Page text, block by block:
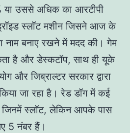
या उससे अधिक का आरटीपी
स्लॉट मशीन जिसने आज के
नाम बनाए रखने में मदद की। गेम
है और डेस्कटॉप, साथ ही यूके
और जिब्राल्टर सरकार द्वारा
जा रहा है। रेड डॉग में कई
जिनमें स्लॉट, लेकिन आपके पास
5 नंबर हैं।